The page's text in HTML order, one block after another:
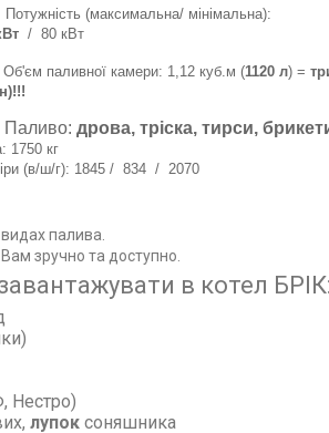
(максимальна/ мінімальна):
/ 80 кВт
паливної камери: 1,12 куб.м (1120 л) =
Паливо: дрова, тріска, тирси,
1750 кг
(в/ш/г): 1845 / 834 / 2070
палива.
зручно та доступно.
в котел БРІК:
Нестро)
лупок соняшника